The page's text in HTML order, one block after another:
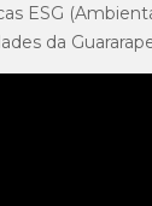
ESG
da